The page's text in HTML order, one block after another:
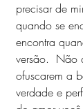
precisar de
quando se
encontra
versão.  Não
ofuscarem a
verdade e